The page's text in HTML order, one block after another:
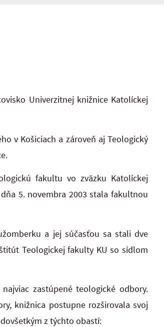
Univerzitnej knižnice Katolíckej
v Košiciach a zároveň aj Teologický
fakultu vo zväzku Katolíckej
5. novembra 2003 stala fakultnou
a jej súčasťou sa stali dve
Teologickej fakulty KU so sídlom
zastúpené teologické odbory.
knižnica postupne rozširovala svoj
z týchto obastí: